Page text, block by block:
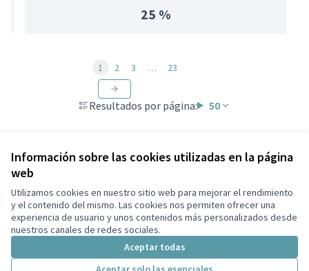
Información sobre las cookies utilizadas en la página
web
Utilizamos cookies en nuestro sitio web para mejorar el rendimiento
y el contenido del mismo. Las cookies nos permiten ofrecer una
experiencia de usuario y unos contenidos más personalizados desde
nuestros canales de redes sociales.
Aceptar todas
25 %
Resultados por página: 50
1 2 3 … 23
Términos y condiciones de uso
Configuración de cookies
Participa Tiana en X
(Enlace externo)
Participa Tiana en Facebook
(Enlace externo)
Participa Tiana en Instagram
(Enlace externo)
Participa Tiana en YouTube
(Enlace externo)
Castellano
Triar la llenguaElegir el idiomaChoose language